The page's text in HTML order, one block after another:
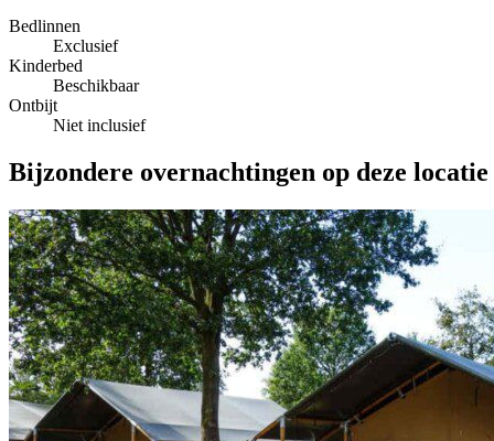
Bedlinnen
Exclusief
Kinderbed
Beschikbaar
Ontbijt
Niet inclusief
Bijzondere overnachtingen op deze locatie